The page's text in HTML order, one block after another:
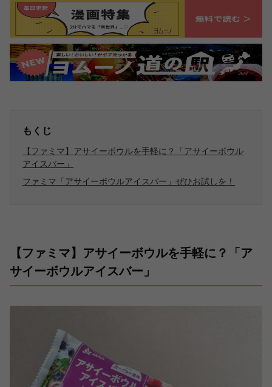
もくじ
【ファミマ】アサイーボウルを手軽に？「アサイーボウル
アイスバー」
ファミマ「アサイーボウルアイスバー」ぜひお試しを！
【ファミマ】アサイーボウルを手軽に？「ア
サイーボウルアイスバー」